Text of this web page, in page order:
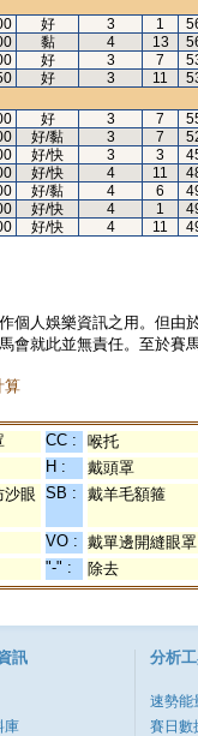
好 3 1
黏 4 13
好 3 7
好 3 11
好 3 7
好/黏 3 7
好/快 3 3
好/快 4 11
好/黏 4 6
好/快 4 1
好/快 4 11
個人娛樂資訊之用。但
會就此並無責任。至於賽
算
CC :
喉托
H :
戴頭罩
沙眼 SB : 戴羊毛額箍
VO : 戴單邊開縫眼罩
"-" : 除去
訊
庫
分析
速勢能
賽日數